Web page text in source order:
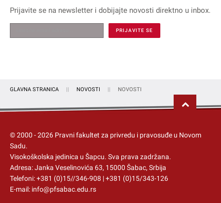
Prijavite se na newsletter i dobijajte novosti direktno u inbox.
GLAVNA STRANICA NOVOSTI NOVOSTI
© 2000 -2026 Pravni fakultet za privredu i pravosuđe u Novom
Sadu.
Visokoškolska jedinica u Šapcu. Sva prava zadržana.
Adresa: Janka Veselinovića 63, 15000 Šabac, Srbija
Telefoni:+381 (0)15//346-908 |+381 (0)15/343-126
E-mail: info@pfsabac.edu.rs